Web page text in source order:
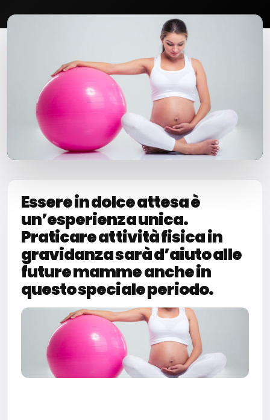
Milano Missaglia
Lido di Camaiore
Essere in dolce attesa è
un’esperienza unica.
Praticare attività fisica in
gravidanza sarà d’aiuto alle
future mamme anche in
questo speciale periodo.